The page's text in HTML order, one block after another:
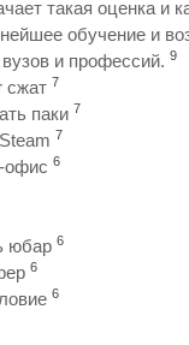
такая оценка и
обучение и
и профессий. 9
сжат 7
паки 7
7
офис 6
юбар 6
6
6